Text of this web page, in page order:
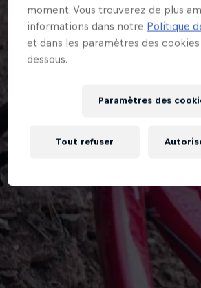
moment. Vous trouverez de plus
informations dans notre Politique
et dans les paramètres des
dessous.
Paramètres des
Tout refuser